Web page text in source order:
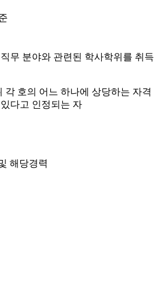
무 분야와 관련된 학사학위를 취득
각 호의 어느 하나에 상당하는 자격
다고 인정되는 자
해당경력